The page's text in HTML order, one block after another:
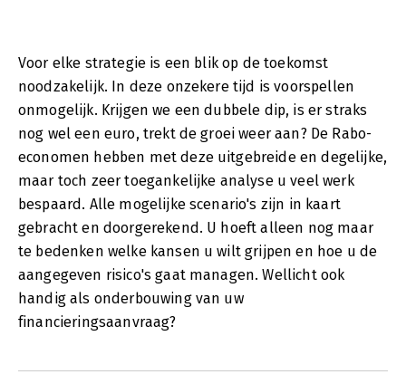
Voor elke strategie is een blik op de toekomst
noodzakelijk. In deze onzekere tijd is voorspellen
onmogelijk. Krijgen we een dubbele dip, is er straks
nog wel een euro, trekt de groei weer aan? De Rabo-
economen hebben met deze uitgebreide en degelijke,
maar toch zeer toegankelijke analyse u veel werk
bespaard. Alle mogelijke scenario's zijn in kaart
gebracht en doorgerekend. U hoeft alleen nog maar
te bedenken welke kansen u wilt grijpen en hoe u de
aangegeven risico's gaat managen. Wellicht ook
handig als onderbouwing van uw
financieringsaanvraag?